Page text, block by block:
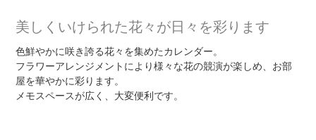
美しくいけられた花々が日々を彩ります
色鮮やかに咲き誇る花々を集めたカレンダー。
フラワーアレンジメントにより様々な花の競演が楽しめ、お部
屋を華やかに彩ります。
メモスペースが広く、大変便利です。